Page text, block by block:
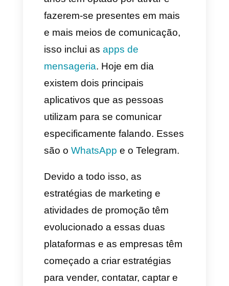
de mensageria
Conclusão
As empresas ao longo dos
anos têm optado por ativar e
fazerem-se presentes em mais
e mais meios de comunicação,
isso inclui as
mensageria. Hoje em dia
existem dois principais
aplicativos que as pessoas
utilizam para se comunicar
especificamente falando. Esses